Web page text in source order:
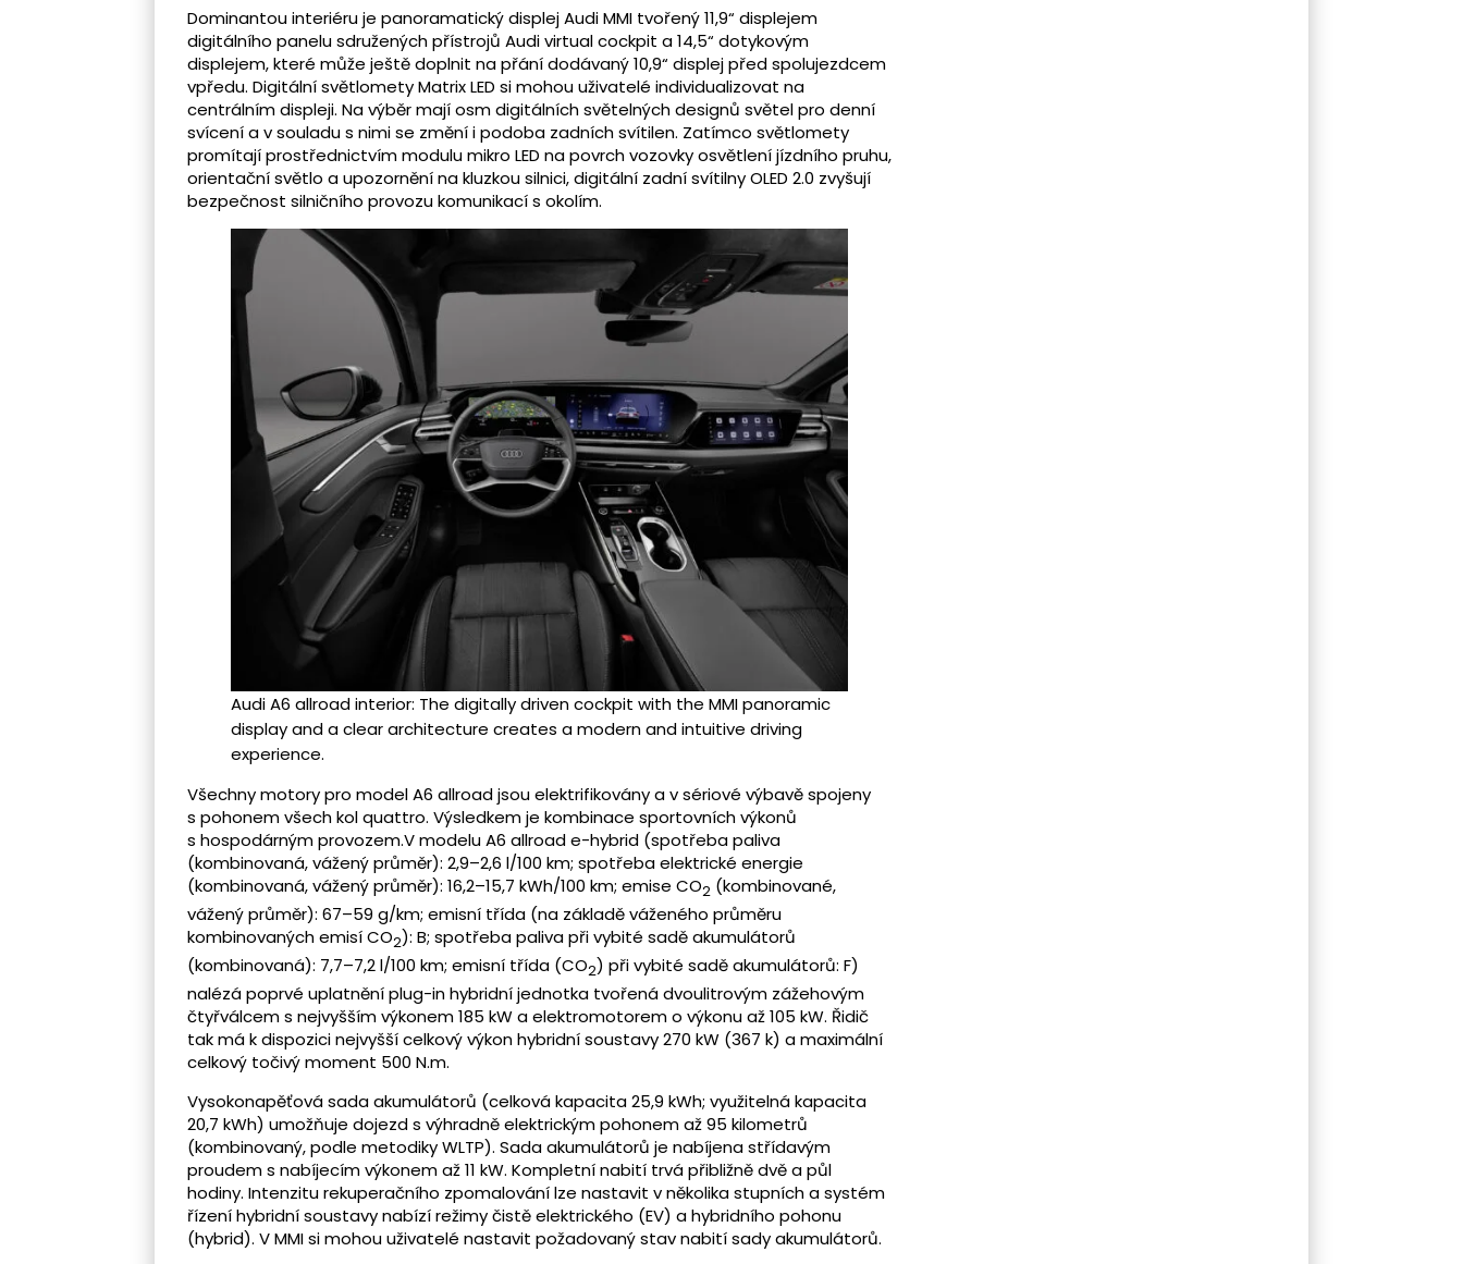
Dominantou interiéru je panoramatický displej Audi MMI tvořený 11,9“ displejem
digitálního panelu sdružených přístrojů Audi virtual cockpit a 14,5“ dotykovým
displejem, které může ještě doplnit na přání dodávaný 10,9“ displej před spolujezdcem
vpředu. Digitální světlomety Matrix LED si mohou uživatelé individualizovat na
centrálním displeji. Na výběr mají osm digitálních světelných designů světel pro denní
svícení a v souladu s nimi se změní i podoba zadních svítilen. Zatímco světlomety
promítají prostřednictvím modulu mikro LED na povrch vozovky osvětlení jízdního pruhu,
orientační světlo a upozornění na kluzkou silnici, digitální zadní svítilny OLED 2.0 zvyšují
bezpečnost silničního provozu komunikací s okolím.
Audi A6 allroad interior: The digitally driven cockpit with the MMI panoramic
display and a clear architecture creates a modern and intuitive driving
experience.
Všechny motory pro model A6 allroad jsou elektrifikovány a v sériové výbavě spojeny
s pohonem všech kol quattro. Výsledkem je kombinace sportovních výkonů
s hospodárným provozem.V modelu A6 allroad e-hybrid (spotřeba paliva
(kombinovaná, vážený průměr): 2,9–2,6 l/100 km; spotřeba elektrické energie
(kombinovaná, vážený průměr): 16,2–15,7 kWh/100 km; emise CO2 (kombinované,
vážený průměr): 67–59 g/km; emisní třída (na základě váženého průměru
kombinovaných emisí CO2): B; spotřeba paliva při vybité sadě akumulátorů
(kombinovaná): 7,7–7,2 l/100 km; emisní třída (CO2) při vybité sadě akumulátorů: F)
nalézá poprvé uplatnění plug-in hybridní jednotka tvořená dvoulitrovým zážehovým
čtyřválcem s nejvyšším výkonem 185 kW a elektromotorem o výkonu až 105 kW. Řidič
tak má k dispozici nejvyšší celkový výkon hybridní soustavy 270 kW (367 k) a maximální
celkový točivý moment 500 N.m.
Vysokonapěťová sada akumulátorů (celková kapacita 25,9 kWh; využitelná kapacita
20,7 kWh) umožňuje dojezd s výhradně elektrickým pohonem až 95 kilometrů
(kombinovaný, podle metodiky WLTP). Sada akumulátorů je nabíjena střídavým
proudem s nabíjecím výkonem až 11 kW. Kompletní nabití trvá přibližně dvě a půl
hodiny. Intenzitu rekuperačního zpomalování lze nastavit v několika stupních a systém
řízení hybridní soustavy nabízí režimy čistě elektrického (EV) a hybridního pohonu
(hybrid). V MMI si mohou uživatelé nastavit požadovaný stav nabití sady akumulátorů.